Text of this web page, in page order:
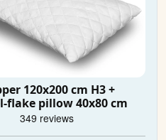
120x200 cm H3 +
flake pillow 40x80 cm